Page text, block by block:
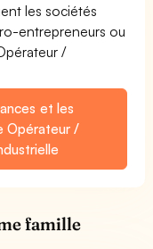
les sociétés
entrepreneurs ou
/
et les
Opérateur /
famille